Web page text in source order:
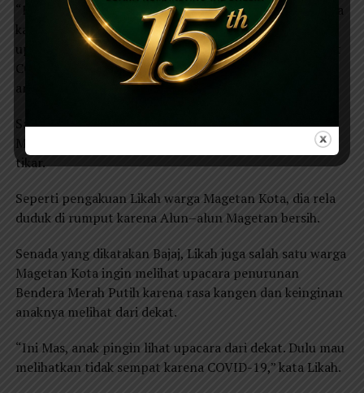
“Kami sekeluarga ingin melihat upacara bendera karena
kangen, sebab dua tahun kita tidak pernah melihat
upacara bendera yang disebabkan penyebaran penyakit
COVID-19,” tutur Bajaj saat mengantar istri dan
anaknya melihat proses upacara bendera merah putih.
Saking bersihnya hamparan rumput di Alun-alun
Magetan, semua masyarakat rela menonton tanpa alas
tikar.
Seperti pengakuan Likah warga Magetan Kota, dia rela
duduk di rumput karena Alun–alun Magetan bersih.
Senada yang dikatakan Bajaj, Likah juga salah satu warga
Magetan Kota ingin melihat upacara penurunan
Bendera Merah Putih karena rasa kangen dan keinginan
anaknya melihat dari dekat.
“Ini Mas, anak pingin lihat upacara dari dekat. Dulu mau
melihatkan tidak sempat karena COVID-19,” kata Likah.